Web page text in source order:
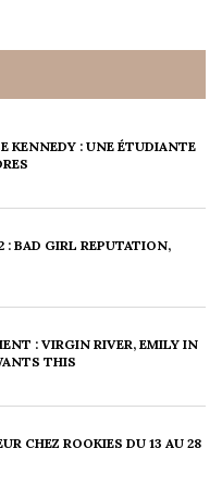
KENNEDY : UNE ÉTUDIANTE
: BAD GIRL REPUTATION,
: VIRGIN RIVER, EMILY IN
THIS
CHEZ ROOKIES DU 13 AU 28